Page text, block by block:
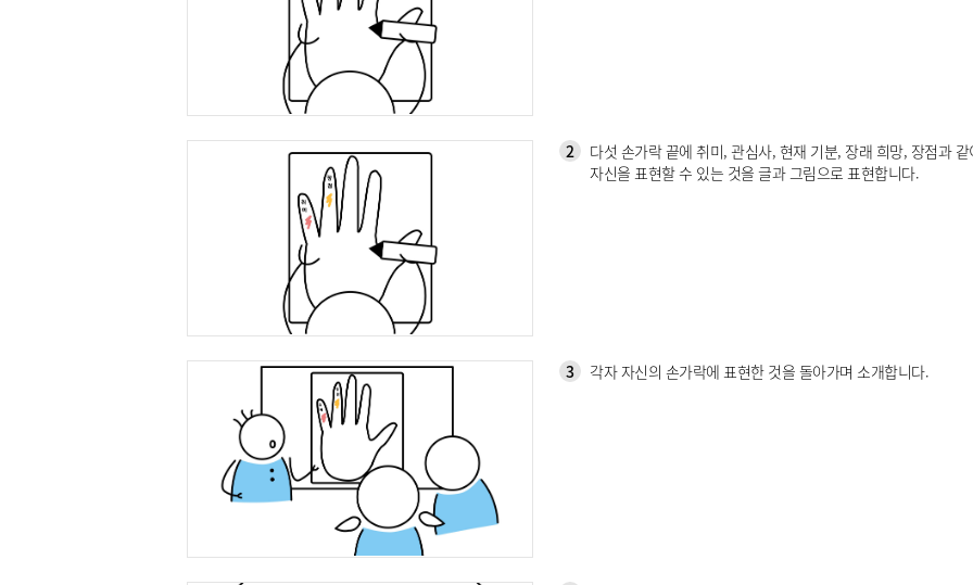
2
다섯 손가락 끝에 취미, 관심사, 현재 기분, 장래 희망, 장점과 같
자신을 표현할 수 있는 것을 글과 그림으로 표현합니다.
3 각자 자신의 손가락에 표현한 것을 돌아가며 소개합니다.